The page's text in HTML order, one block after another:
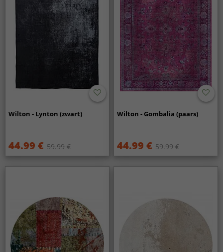
Wilton - Lynton (zwart)
44.99 € 59.99 €
Wilton - Gombalia (paars)
44.99 € 59.99 €